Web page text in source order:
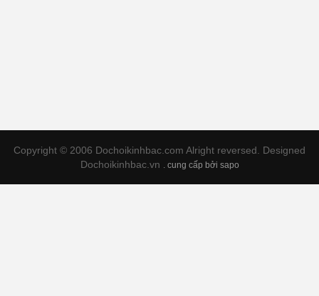
Copyright © 2006 Dochoikinhbac.com Alright reversed. Designed
Dochoikinhbac.vn
cung cấp bởi sapo